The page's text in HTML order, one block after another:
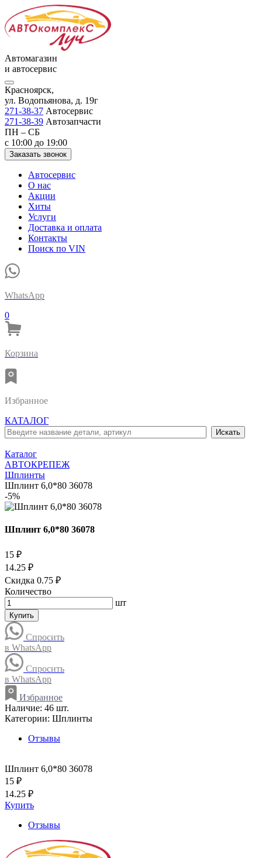
Автомагазин
и автосервис
Красноярск,
ул. Водопьянова, д. 19г
271-38-37 Автосервис
271-38-39 Автозапчасти
ПН – СБ
с 10:00 до 19:00
Заказать звонок
Автосервис
О нас
Акции
Хиты
Услуги
Доставка и оплата
Контакты
Поиск по VIN
WhatsApp
0
Корзина
Избранное
КАТАЛОГ
Каталог
АВТОКРЕПЕЖ
Шплинты
Шплинт 6,0*80 36078
-5%
Шплинт 6,0*80 36078
15 ₽
14.25 ₽
Скидка 0.75 ₽
Количество
шт
Купить
Спросить
в WhatsApp
Спросить
в WhatsApp
Избранное
Наличие: 46 шт.
Категории: Шплинты
Отзывы
Шплинт 6,0*80 36078
15 ₽
14.25 ₽
Купить
Отзывы